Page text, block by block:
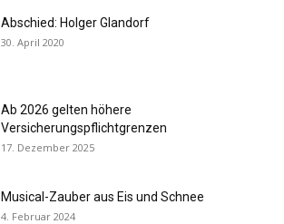
Abschied: Holger Glandorf
30. April 2020
Ab 2026 gelten höhere
Versicherungspflichtgrenzen
17. Dezember 2025
Musical-Zauber aus Eis und Schnee
4. Februar 2024